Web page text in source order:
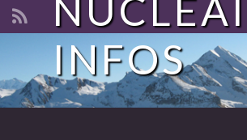
Search for:
INFOS